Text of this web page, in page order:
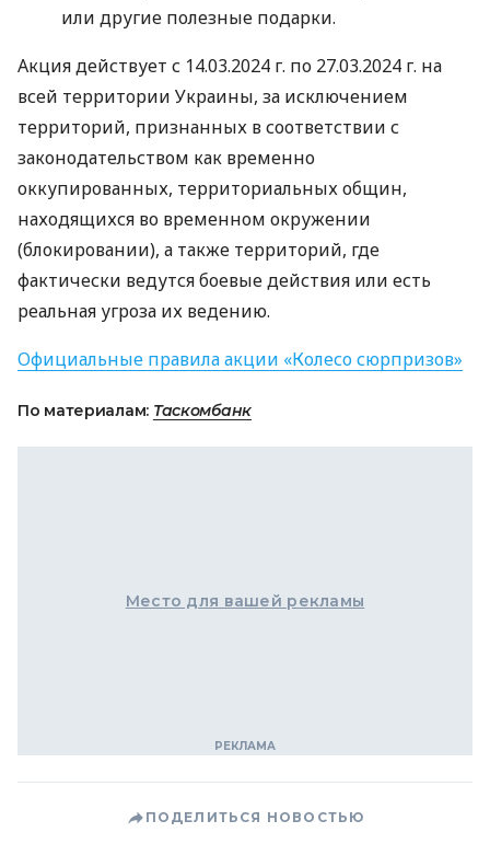
или другие полезные подарки.
Акция действует с 14.03.2024 г. по 27.03.2024 г. на
всей территории Украины, за исключением
территорий, признанных в соответствии с
законодательством как временно
оккупированных, территориальных общин,
находящихся во временном окружении
(блокировании), а также территорий, где
фактически ведутся боевые действия или есть
реальная угроза их ведению.
Официальные правила акции «Колесо сюрпризов»
По материалам: Таскомбанк
Место для вашей рекламы
ПОДЕЛИТЬСЯ НОВОСТЬЮ